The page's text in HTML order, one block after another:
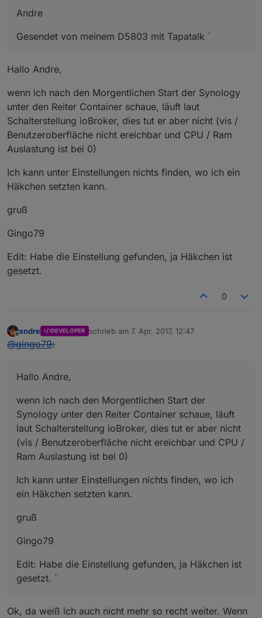
Andre
Gesendet von meinem D5803 mit Tapatalk `
Hallo Andre,
wenn ich nach den Morgentlichen Start der Synology
unter den Reiter Container schaue, läuft laut
Schalterstellung ioBroker, dies tut er aber nicht (vis /
Benutzeroberfläche nicht ereichbar und CPU / Ram
Auslastung ist bei 0)
Ich kann unter Einstellungen nichts finden, wo ich ein
Häkchen setzten kann.
gruß
Gingo79
Edit: Habe die Einstellung gefunden, ja Häkchen ist
gesetzt.
0
Offline
andre DEVELOPER schrieb am 7. Apr. 2017, 12:47
zuletzt editiert von
@gingo79:
Hallo Andre,
wenn ich nach den Morgentlichen Start der
Synology unter den Reiter Container schaue, läuft
laut Schalterstellung ioBroker, dies tut er aber nicht
(vis / Benutzeroberfläche nicht ereichbar und CPU /
Ram Auslastung ist bei 0)
Ich kann unter Einstellungen nichts finden, wo ich
ein Häkchen setzten kann.
gruß
Gingo79
Edit: Habe die Einstellung gefunden, ja Häkchen ist
gesetzt. `
Ok, da weiß ich auch nicht mehr so recht weiter. Wenn